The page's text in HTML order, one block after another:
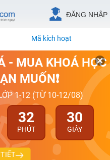
ĐĂNG NHẬP
Mã kích hoạt
- MUA KHOÁ HỌC
MUỐN❗
1-12 (TỪ 10-12/08)
32
PHÚT
29
GIÂY